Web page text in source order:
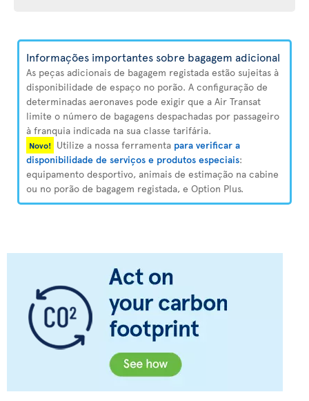
Informações importantes sobre bagagem adicional
As peças adicionais de bagagem registada estão sujeitas à
disponibilidade de espaço no porão. A configuração de
determinadas aeronaves pode exigir que a Air Transat
limite o número de bagagens despachadas por passageiro
à franquia indicada na sua classe tarifária.
Novo! Utilize a nossa ferramenta para verificar a
disponibilidade de serviços e produtos especiais:
equipamento desportivo, animais de estimação na cabine
ou no porão de bagagem registada, e Option Plus.